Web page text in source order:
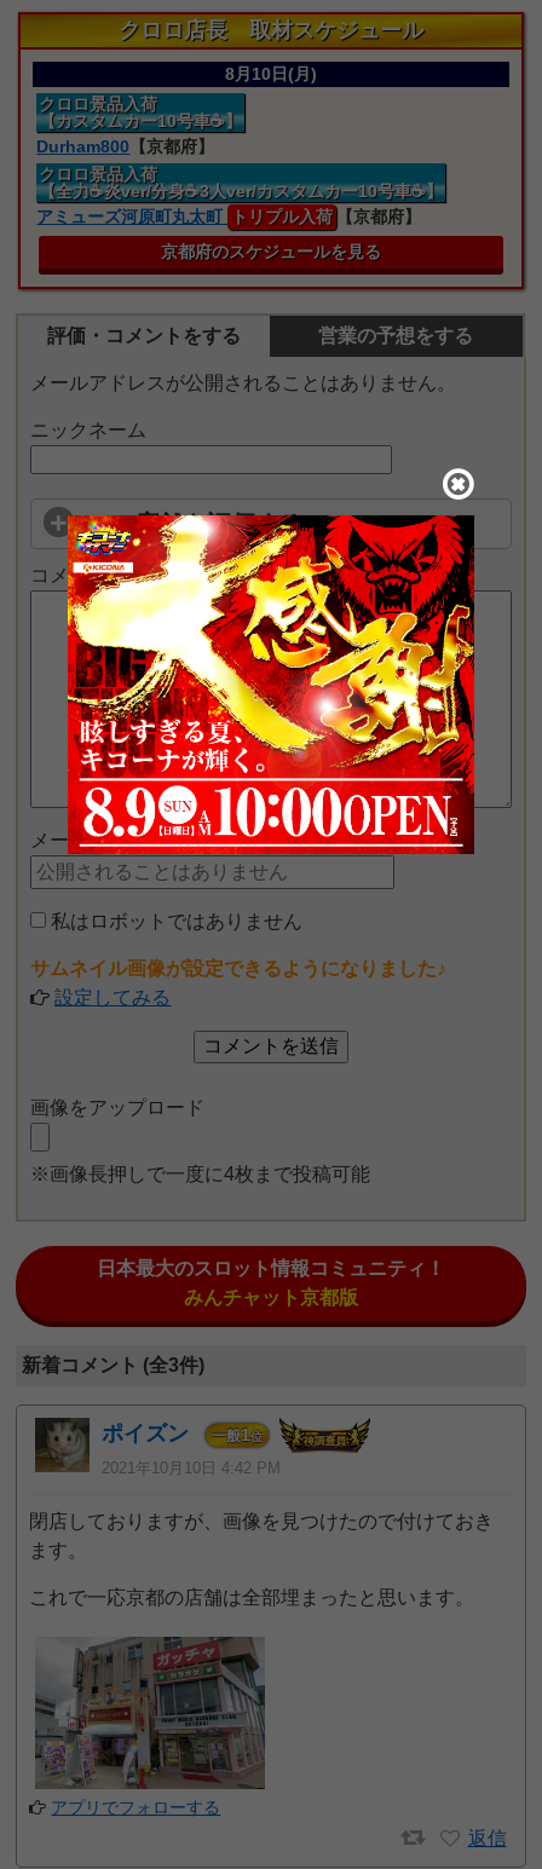
クロロ店長 取材スケジュール
8月10日(月)
クロロ景品入荷
【カスタムカー10号車☕】
Durham800 【京都府】
クロロ景品入荷
【全力☕炎ver/分身☕3人ver/カスタムカー10号車☕】
アミューズ河原町丸太町
トリプル入荷
【京都府】
京都府のスケジュールを見る
評価・コメントをする 営業の予想をする
メールアドレスが公開されることはありません。
ニックネーム
この店舗を評価する
コメント
メールアドレス
私はロボットではありません
サムネイル画像が設定できるようになりました♪
設定してみる
画像をアップロード
※画像長押しで一度に4枚まで投稿可能
日本最大のスロット情報コミュニティ！
みんチャット京都版
新着コメント (全3件)
ポイズン 一般1位
2021年10月10日 4:42 PM
閉店しておりますが、画像を見つけたので付けておき
ます。
これで一応京都の店舗は全部埋まったと思います。
アプリでフォローする
返信